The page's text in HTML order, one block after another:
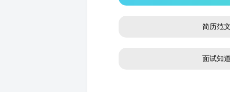
简历范
面试知